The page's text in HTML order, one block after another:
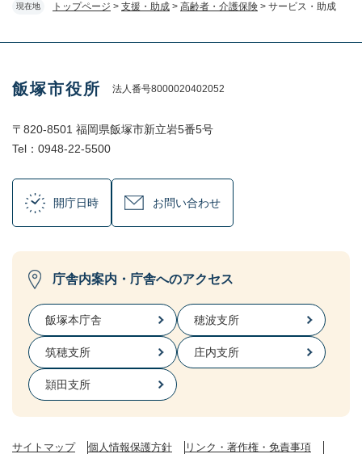
現在地 トップページ > 支援・助成 > 高齢者・介護保険 > サービス・助成
飯塚市役所 法人番号8000020402052
〒820-8501 福岡県飯塚市新立岩5番5号
Tel：0948-22-5500
開庁日時 お問い合わせ
庁舎内案内・庁舎へのアクセス
飯塚本庁舎 穂波支所
筑穂支所 庄内支所
頴田支所
サイトマップ 個人情報保護方針 リンク・著作権・免責事項